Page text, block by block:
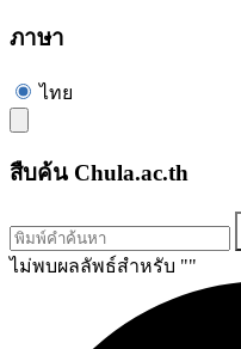
ภาษา
ไทย
สืบค้น Chula.ac.th
ไม่พบผลลัพธ์สำหรับ ""